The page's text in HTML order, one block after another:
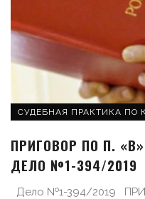
СУДЕБНАЯ ПРАКТИКА ПО
ПРИГОВОР ПО П.
ДЕЛО №1-394/2019
Дело №1-394/2019